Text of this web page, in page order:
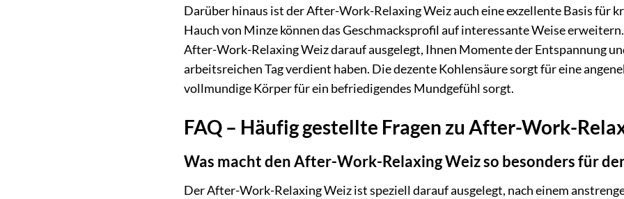
Darüber hinaus ist der After-Work-Relaxing Weiz auch eine exzellente Basis für
Hauch von Minze können das Geschmacksprofil auf interessante Weise
After-Work-Relaxing Weiz darauf ausgelegt, Ihnen Momente der Entspannung
arbeitsreichen Tag verdient haben. Die dezente Kohlensäure sorgt für eine
vollmundige Körper für ein befriedigendes Mundgefühl sorgt.
FAQ – Häufig gestellte Fragen zu After-Work-
Was macht den After-Work-Relaxing Weiz so besonders für
Der After-Work-Relaxing Weiz ist speziell darauf ausgelegt, nach einem